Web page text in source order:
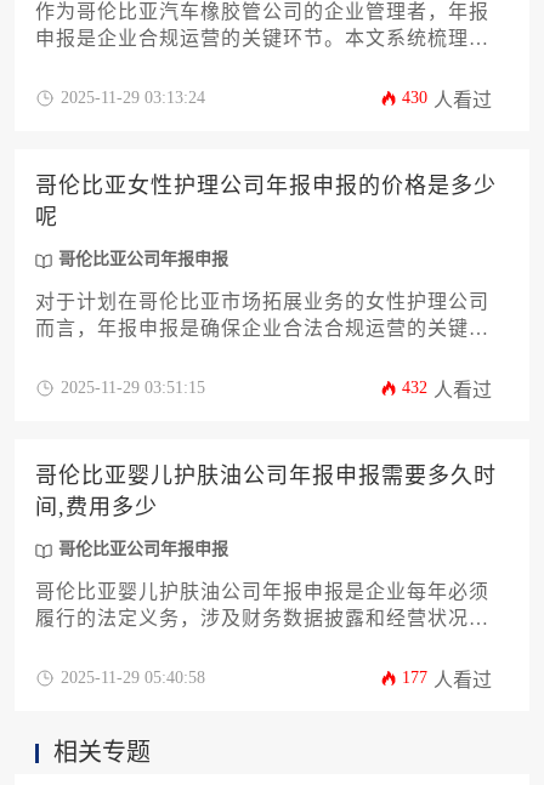
作为哥伦比亚汽车橡胶管公司的企业管理者，年报
申报是企业合规运营的关键环节。本文系统梳理了
时间节点，并针对行业特殊性提出实操建议。掌握
2025-11-29 03:13:24 430 人看过
哥伦比亚女性护理公司年报申报的价格是多少
呢
哥伦比亚公司年报申报
对于计划在哥伦比亚市场拓展业务的女性护理公司
而言，年报申报是确保企业合法合规运营的关键环
规模、资本结构、申报方式以及是否涉及审计报告
用的成本分析与申报攻略，帮助您精准规划财务预
算，规避潜在风险。
2025-11-29 03:51:15 432 人看过
哥伦比亚婴儿护肤油公司年报申报需要多久时
间,费用多少
哥伦比亚公司年报申报
哥伦比亚婴儿护肤油公司年报申报是企业每年必须
履行的法定义务，涉及财务数据披露和经营状况说
于企业规模和数据复杂度；费用方面因代理机构服
免逾期处罚。
2025-11-29 05:40:58 177 人看过
相关专题